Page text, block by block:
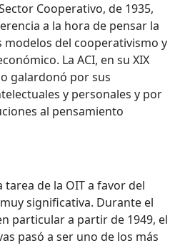
Cooperativo, de 1935,
a la hora de pensar la
del cooperativismo y
La ACI, en su XIX
galardonó por sus
y personales y por
al pensamiento
tarea de la OIT a favor del
significativa. Durante el
particular a partir de 1949, el
pasó a ser uno de los más